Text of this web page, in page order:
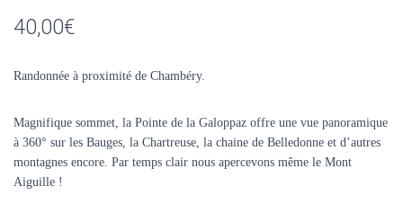
40,00€
Randonnée à proximité de Chambéry.
Magnifique sommet, la Pointe de la Galoppaz offre une vue panoramique
à 360° sur les Bauges, la Chartreuse, la chaine de Belledonne et d’autres
montagnes encore. Par temps clair nous apercevons même le Mont
Aiguille !